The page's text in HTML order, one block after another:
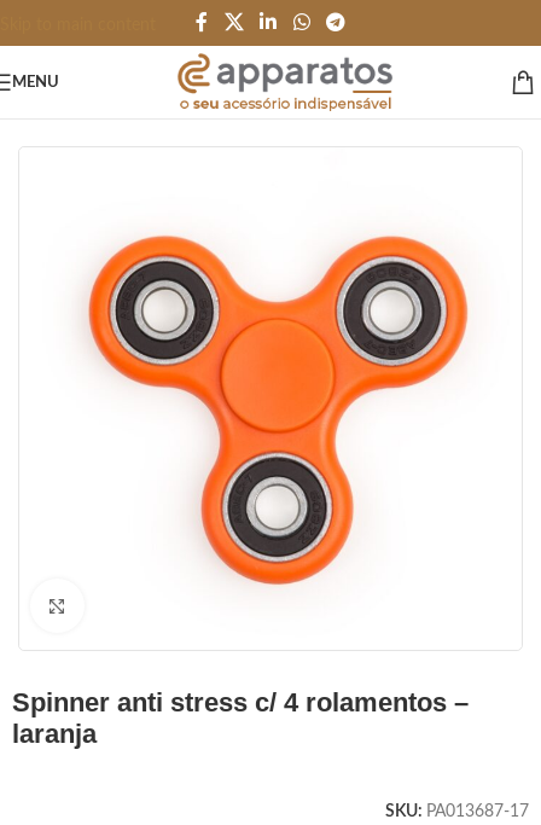
MENU
BRINQUEDOS e JOGOS/Terapeutico
spinner anti stress c/ 4 rolamentos –
laranja
SKU: PA013687-17